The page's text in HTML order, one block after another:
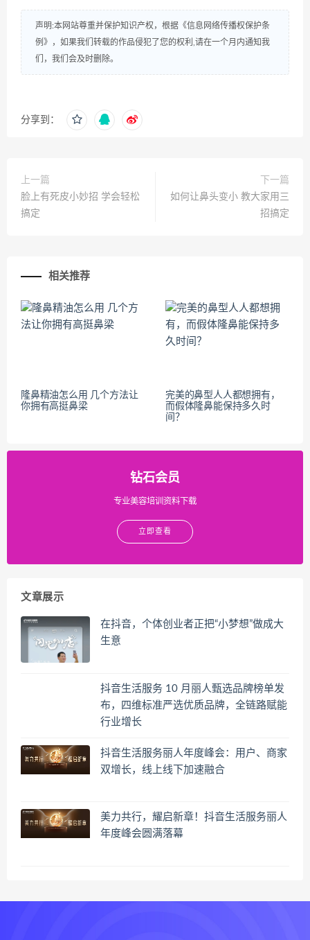
声明:本网站尊重并保护知识产权，根据《信息网络传播权保护条
例》，如果我们转载的作品侵犯了您的权利,请在一个月内通知我
们，我们会及时删除。
分享到：
上一篇
脸上有死皮小妙招 学会轻松
搞定
下一篇
如何让鼻头变小 教大家用三
招搞定
相关推荐
隆鼻精油怎么用 几个方法让
你拥有高挺鼻梁
完美的鼻型人人都想拥有，
而假体隆鼻能保持多久时
间？
钻石会员
专业美容培训资料下载
立即查看
文章展示
在抖音，个体创业者正把“小梦想”做成大
生意
抖音生活服务 10 月丽人甄选品牌榜单发
布，四维标准严选优质品牌，全链路赋能
行业增长
抖音生活服务丽人年度峰会：用户、商家
双增长，线上线下加速融合
美力共行，耀启新章！抖音生活服务丽人
年度峰会圆满落幕